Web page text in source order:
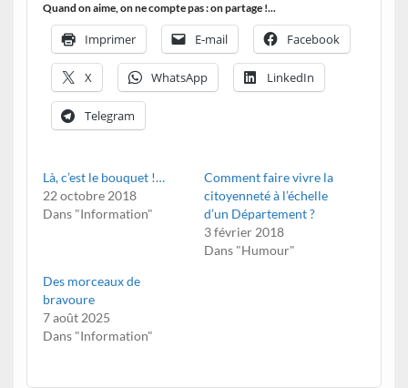
Quand on aime, on ne compte pas : on partage !...
Imprimer E-mail Facebook
X WhatsApp LinkedIn
Telegram
Là, c’est le bouquet !…
22 octobre 2018
Dans "Information"
Comment faire vivre la
citoyenneté à l’échelle
d’un Département ?
3 février 2018
Dans "Humour"
Des morceaux de
bravoure
7 août 2025
Dans "Information"